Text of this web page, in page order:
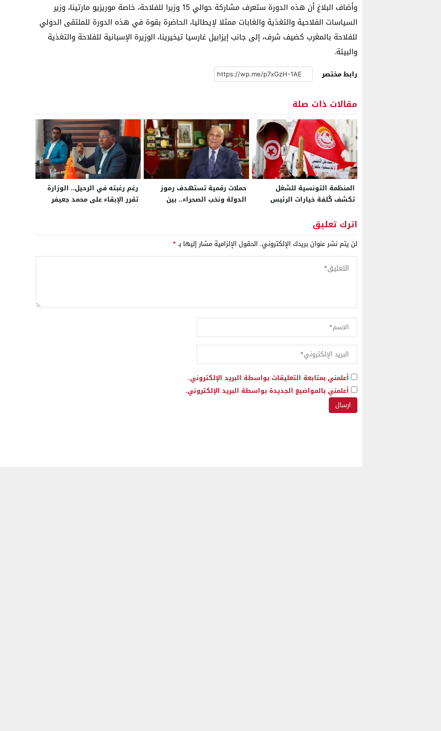
وأضاف البلاغ أن هذه الدورة ستعرف مشاركة حوالي 15 وزيرا للفلاحة، خاصة موريزيو مارتينا، وزير
السياسات الفلاحية والتغذية والغابات ممثلا لإيطاليا، الحاضرة بقوة في هذه الدورة للملتقى الدولي
للفلاحة بالمغرب كضيف شرف، إلى جانب إيزابيل غارسيا تيخيرينا، الوزيرة الإسبانية للفلاحة والتغذية
والبيئة.
رابط مختصر
مقالات ذات صلة
المنظمة التونسية للشغل
تكشف كُلفة خيارات الرئيس
والدبلوماسية على اقتصاد البلاد
المتدهور
حملات رقمية تستهدف رموز
الدولة ونخب الصحراء.. بين
رغم رغبته في الرحيل.. الوزارة
تقرر الإبقاء على محمد جعيفر
اترك تعليق
لن يتم نشر عنوان بريدك الإلكتروني. الحقول الإلزامية مشار إليها بـ*
أعلمني بمتابعة التعليقات بواسطة البريد الإلكتروني.
أعلمني بالمواضيع الجديدة بواسطة البريد الإلكتروني.